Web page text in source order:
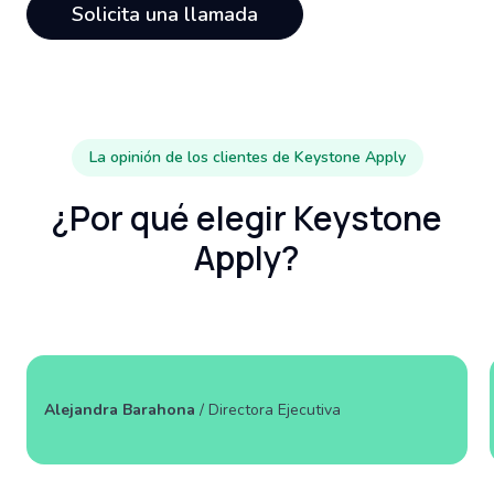
Solicita una llamada
La opinión de los clientes de Keystone Apply
¿Por qué elegir Keystone
Apply?
Alejandra Barahona / Directora Ejecutiva